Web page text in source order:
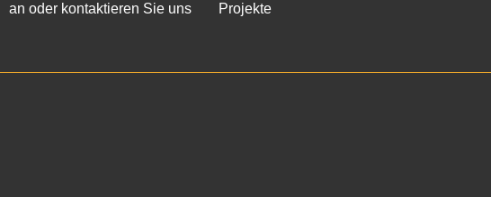
an oder kontaktieren Sie uns
Projekte